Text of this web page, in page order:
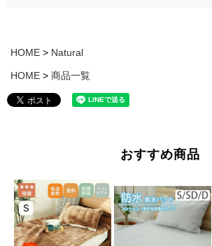
HOME Natural
HOME 商品一覧
おすすめ商品